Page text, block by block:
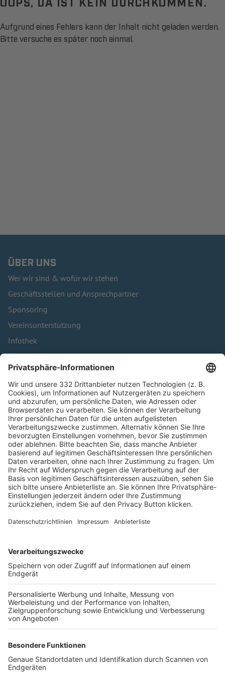
Aufgrund eines Fehlers kann der Inhalt nicht geladen werden.
Bitte versuche es später noch einmal.
ÜBER UNS
Wer wir sind & wofür wir stehen
Geschäftsstellen und Ansprechpartner
Sponsoring
Vereinsunterstützung
Infothek
Kontakt
HÄUFIG BESUCHTE SEITEN
Pässe und Vereinswechsel
Trainerausbildung
Schulungsangebot Vereinsmitarbeiter
BFV-Geschäftsstellen
Trainerbörse
Login SpielPlus
FOLGE DEM BFV
TOP-VEREINE
TOP-PARTNER